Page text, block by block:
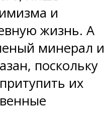
и
жизнь. А
минерал и
поскольку
их